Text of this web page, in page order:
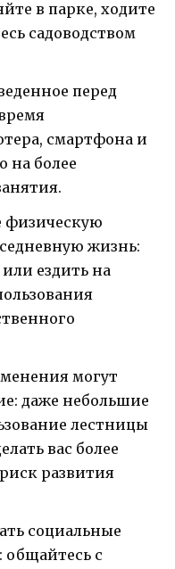
в парке, ходите
садоводством
перед
смартфона и
на более
физическую
жизнь:
ездить на
могут
даже небольшие
лестницы
вас более
развития
социальные
общайтесь с